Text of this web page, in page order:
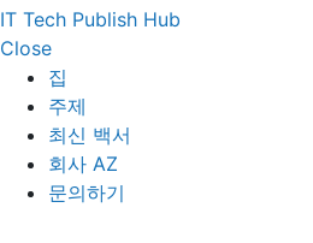
IT Tech Publish Hub
Close
집
주제
최신 백서
회사 AZ
문의하기